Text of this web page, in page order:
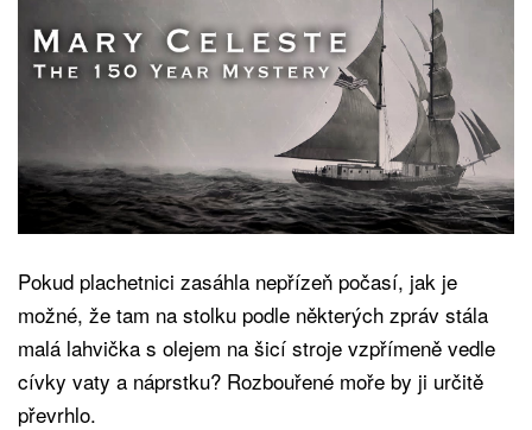
Pokud plachetnici zasáhla nepřízeň počasí, jak je
možné, že tam na stolku podle některých zpráv stála
malá lahvička s olejem na šicí stroje vzpřímeně vedle
cívky vaty a náprstku? Rozbouřené moře by ji určitě
převrhlo.